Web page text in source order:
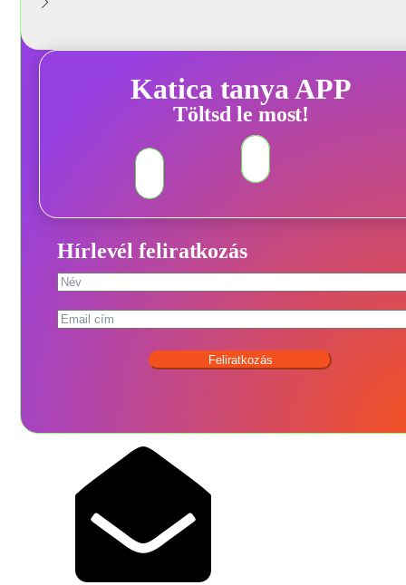
Katica tanya APP
Töltsd le most!
Hírlevél feliratkozás
Feliratkozás